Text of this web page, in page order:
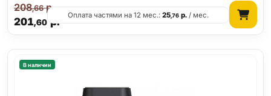
201,60р.
208,66р.
Оплата частями на 12 мес.:25,76 р. / мес.
В наличии